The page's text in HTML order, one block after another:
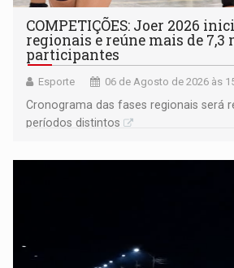
COMPETIÇÕES: Joer 2026
regionais e reúne mais de 7,3
participantes
Esporte 06 de Agosto de 2026 às
Cronograma das fases regionais será
períodos distintos